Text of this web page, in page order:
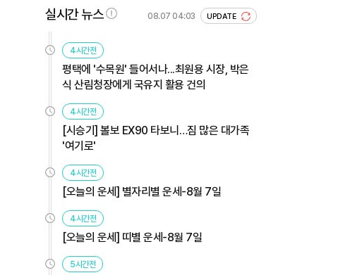
실시간 뉴스 08.07 04:03 UPDATE
4시간전
평택에 '수목원' 들어서나...최원용 시장, 박은
식 산림청장에게 국유지 활용 건의
4시간전
[시승기] 볼보 EX90 타보니…짐 많은 대가족
'여기로'
4시간전
[오늘의 운세] 별자리별 운세-8월 7일
4시간전
[오늘의 운세] 띠별 운세-8월 7일
5시간전